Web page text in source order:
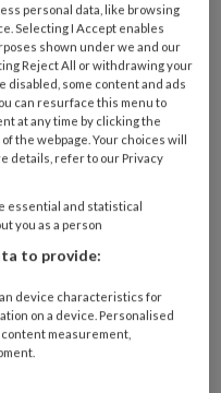
personal data, like browsing
Selecting I Accept enables
shown under we and our
Reject All or withdrawing your
disabled, some content and ads
can resurface this menu to
at any time by clicking the
the webpage. Your choices will
details, refer to our Privacy
essential and statistical
you as a person
to provide:
device characteristics for
on a device. Personalised
measurement,